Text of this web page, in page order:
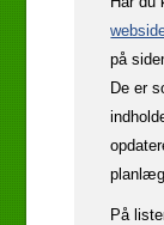
på
De er
På